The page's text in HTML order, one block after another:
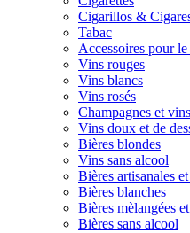
Cigarillos &
Tabac
Accessoires pour le
Vins rouges
Vins blancs
Vins rosés
Champagnes et
Vins doux et de
Bières blondes
Vins sans alcool
Bières artisanales
Bières blanches
Bières mèlangées
Bières sans alcool